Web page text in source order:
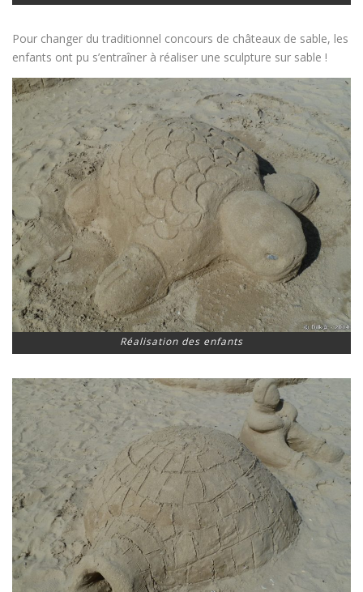
Pour changer du traditionnel concours de châteaux de sable, les
enfants ont pu s’entraîner à réaliser une sculpture sur sable !
Réalisation des enfants